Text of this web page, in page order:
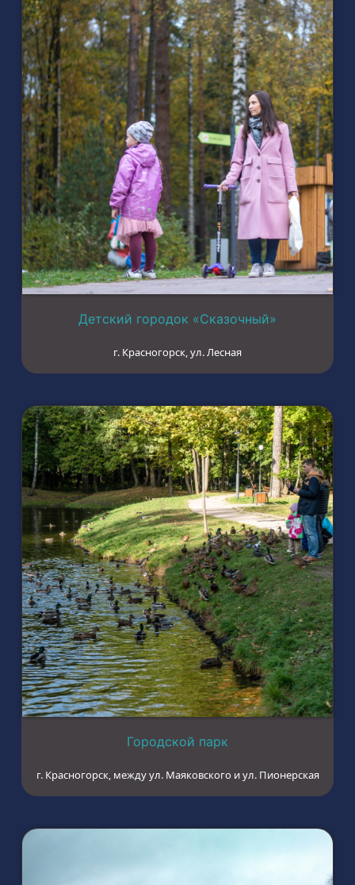
Детский городок «Сказочный»
г. Красногорск, ул. Лесная
Городской парк
г. Красногорск, между ул. Маяковского и ул. Пионерская